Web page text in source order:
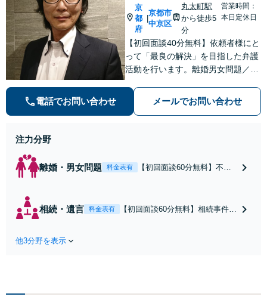
京
都
府
京都市
中京区
丸太町駅
から徒歩5
分
営業時間：
本日定休日
【初回面談40分無料】依頼者様にと
って「最良の解決」を目指した弁護
活動を行います。離婚男女問題／相
問題などに対応しています【丸太町
駅5分】
電話でお問い合わせ メールでお問い合わせ
注力分野
離婚・男女問題 料金表有
【初回面談60分無料】不貞
めのアドバイスも可能で
相続・遺言 料金表有
【初回面談60分無料】相続事件に
他3分野を表示